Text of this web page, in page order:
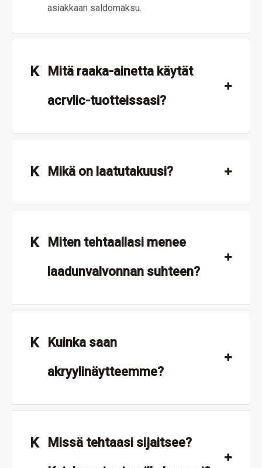
asiakkaan saldomaksu.
K
Mitä raaka-ainetta käytät
acrvlic-tuotteissasi?
K Mikä on laatutakuusi?
K
Miten tehtaallasi menee
laadunvalvonnan suhteen?
K
Kuinka saan
akryylinäytteemme?
K
Missä tehtaasi sijaitsee?